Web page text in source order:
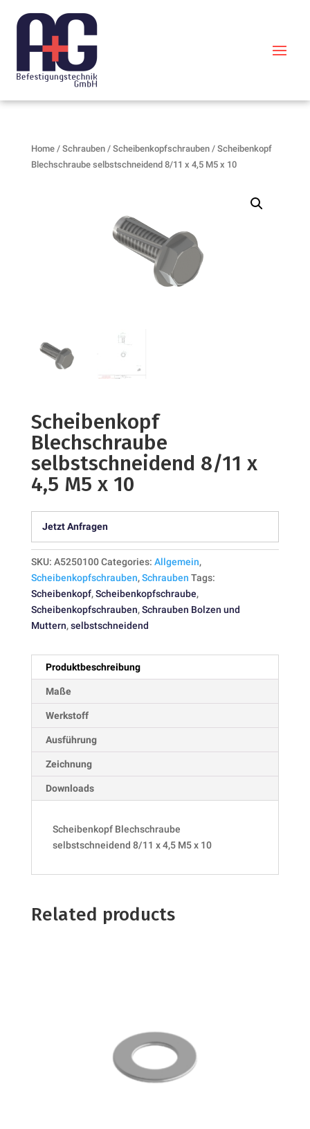
Home/ Schrauben/ Scheibenkopfschrauben/ Scheibenkopf
Blechschraube selbstschneidend 8/11 x 4,5 M5 x 10
Scheibenkopf
Blechschraube
selbstschneidend 8/11 x
4,5 M5 x 10
Jetzt Anfragen
SKU: A5250100 Categories: Allgemein,
Scheibenkopfschrauben,Schrauben Tags:
Scheibenkopf,Scheibenkopfschraube,
Scheibenkopfschrauben,Schrauben Bolzen und
Muttern,selbstschneidend
Produktbeschreibung
Maße
Werkstoff
Ausführung
Zeichnung
Downloads
Scheibenkopf Blechschraube
selbstschneidend 8/11 x 4,5 M5 x 10
Related products